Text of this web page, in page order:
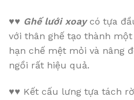
♥♥ Ghế lưới xoaycó tựa
với thân ghế tạo thành
hạn chế mệt mỏi và nâng
ngồi rất hiệu quả.
♥♥ Kết cấu lưng tựa tách